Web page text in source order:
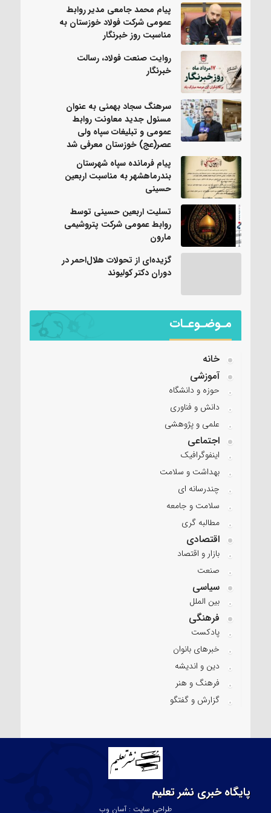
پیام محمد جامعی مدیر روابط
عمومی شرکت فولاد خوزستان به
مناسبت روز خبرنگار
روایت صنعت فولاد،‌ رسالت
خبرنگار
سرهنگ سجاد بهمئی به عنوان
مسئول جدید معاونت روابط
عمومی و تبلیغات سپاه ولی
عصر(عج) خوزستان معرفی شد
پیام فرمانده سپاه شهرستان
بندرماهشهر به مناسبت اربعین
حسینی
تسلیت اربعین حسینی توسط
روابط عمومی شرکت پتروشیمی
مارون
گزیده‌ای از تحولات هلال‌احمر در
دوران دکتر کولیوند
مـوضـوعـات
خانه
آموزشی
حوزه و دانشگاه
دانش و فناوری
علمی و پژوهشی
اجتماعی
اینفوگرافیک
بهداشت و سلامت
چندرسانه ای
سلامت و جامعه
مطالبه گری
اقتصادی
بازار و اقتصاد
صنعت
سیاسی
بین الملل
فرهنگی
پادکست
خبرهای بانوان
دین و اندیشه
فرهنگ و هنر
گزارش و گفتگو
پایگاه خبری نشر تعلیم
طراحی سایت : آسان وب